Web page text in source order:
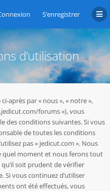
S’enregistrer
d’utilisation
après par « nous », « notre »,
forums »), vous
des conditions suivantes. Si vous
de toutes les conditions
pas « jedicut.com ». Nous
quel moment et nous ferons tout
soit prudent de vérifier
Si vous continuez d’utiliser
ont été effectués, vous